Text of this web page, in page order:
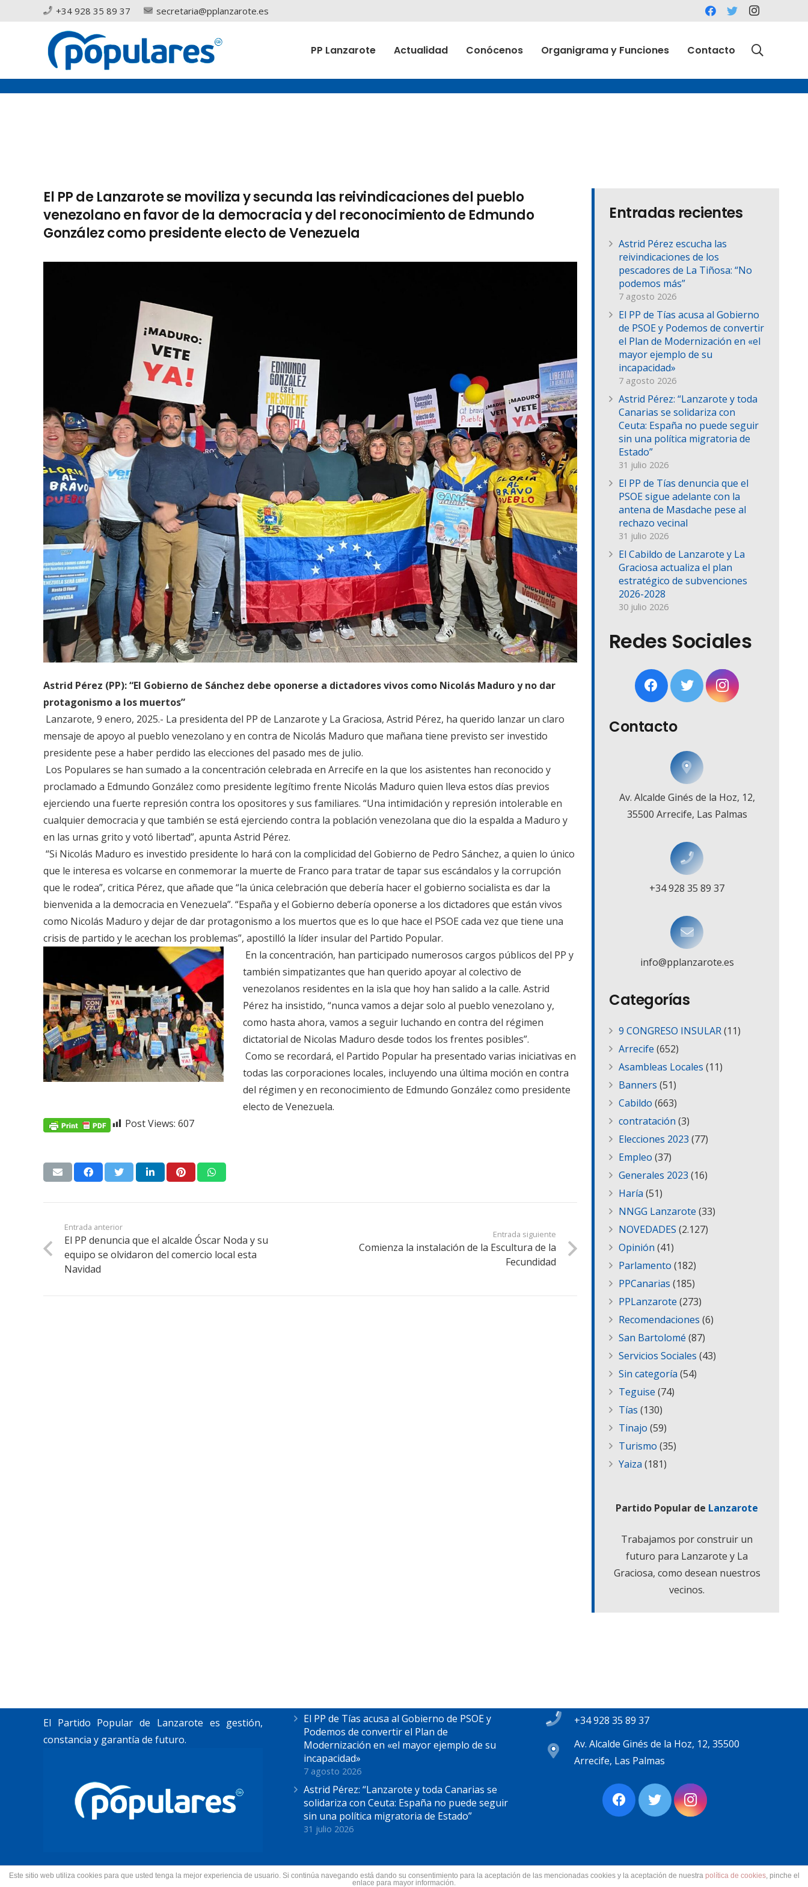
+34 928 35 89 37 secretaria@pplanzarote.es
PP Lanzarote Actualidad Conócenos Organigrama y Funciones Contacto
El PP de Lanzarote se moviliza y secunda las reivindicaciones del pueblo
venezolano en favor de la democracia y del reconocimiento de Edmundo
González como presidente electo de Venezuela
Astrid Pérez (PP): “El Gobierno de Sánchez debe oponerse a dictadores vivos como Nicolás Maduro y no dar
protagonismo a los muertos”
Lanzarote, 9 enero, 2025.- La presidenta del PP de Lanzarote y La Graciosa, Astrid Pérez, ha querido lanzar un claro
mensaje de apoyo al pueblo venezolano y en contra de Nicolás Maduro que mañana tiene previsto ser investido
presidente pese a haber perdido las elecciones del pasado mes de julio.
Los Populares se han sumado a la concentración celebrada en Arrecife en la que los asistentes han reconocido y
proclamado a Edmundo González como presidente legítimo frente Nicolás Maduro quien lleva estos días previos
ejerciendo una fuerte represión contra los opositores y sus familiares. “Una intimidación y represión intolerable en
cualquier democracia y que también se está ejerciendo contra la población venezolana que dio la espalda a Maduro y
en las urnas grito y votó libertad”, apunta Astrid Pérez.
“Si Nicolás Maduro es investido presidente lo hará con la complicidad del Gobierno de Pedro Sánchez, a quien lo único
que le interesa es volcarse en conmemorar la muerte de Franco para tratar de tapar sus escándalos y la corrupción
que le rodea”, critica Pérez, que añade que “la única celebración que debería hacer el gobierno socialista es dar la
bienvenida a la democracia en Venezuela”. “España y el Gobierno debería oponerse a los dictadores que están vivos
como Nicolás Maduro y dejar de dar protagonismo a los muertos que es lo que hace el PSOE cada vez que tiene una
crisis de partido y le acechan los problemas”, apostilló la líder insular del Partido Popular.
En la concentración, han participado numerosos cargos públicos del PP y
también simpatizantes que han querido apoyar al colectivo de
venezolanos residentes en la isla que hoy han salido a la calle. Astrid
Pérez ha insistido, “nunca vamos a dejar solo al pueblo venezolano y,
como hasta ahora, vamos a seguir luchando en contra del régimen
dictatorial de Nicolas Maduro desde todos los frentes posibles”.
Como se recordará, el Partido Popular ha presentado varias iniciativas en
todas las corporaciones locales, incluyendo una última moción en contra
del régimen y en reconocimiento de Edmundo González como presidente
electo de Venezuela.
Post Views: 607
Entrada anterior
El PP denuncia que el alcalde Óscar Noda y su
equipo se olvidaron del comercio local esta
Navidad
Entrada siguiente
Comienza la instalación de la Escultura de la
Fecundidad
Entradas recientes
Astrid Pérez escucha las
reivindicaciones de los
pescadores de La Tiñosa: “No
podemos más”
7 agosto 2026
El PP de Tías acusa al Gobierno
de PSOE y Podemos de convertir
el Plan de Modernización en «el
mayor ejemplo de su
incapacidad»
7 agosto 2026
Astrid Pérez: “Lanzarote y toda
Canarias se solidariza con
Ceuta: España no puede seguir
sin una política migratoria de
Estado”
31 julio 2026
El PP de Tías denuncia que el
PSOE sigue adelante con la
antena de Masdache pese al
rechazo vecinal
31 julio 2026
El Cabildo de Lanzarote y La
Graciosa actualiza el plan
estratégico de subvenciones
2026-2028
30 julio 2026
Redes Sociales
Contacto
Av. Alcalde Ginés de la Hoz, 12,
35500 Arrecife, Las Palmas
+34 928 35 89 37
info@pplanzarote.es
Categorías
9 CONGRESO INSULAR(11)
Arrecife (652)
Asambleas Locales (11)
Banners (51)
Cabildo (663)
contratación (3)
Elecciones 2023 (77)
Empleo (37)
Generales 2023 (16)
Haría (51)
NNGG Lanzarote (33)
NOVEDADES (2.127)
Opinión (41)
Parlamento (182)
PPCanarias (185)
PPLanzarote (273)
Recomendaciones (6)
San Bartolomé (87)
Servicios Sociales (43)
Sin categoría (54)
Teguise (74)
Tías (130)
Tinajo (59)
Turismo (35)
Yaiza (181)
Partido Popular de Lanzarote
Trabajamos por construir un
futuro para Lanzarote y La
Graciosa, como desean nuestros
vecinos.
El Partido Popular de Lanzarote es gestión,
constancia y garantía de futuro.
El PP de Tías acusa al Gobierno de PSOE y
Podemos de convertir el Plan de
Modernización en «el mayor ejemplo de su
incapacidad»
7 agosto 2026
Astrid Pérez: “Lanzarote y toda Canarias se
solidariza con Ceuta: España no puede seguir
sin una política migratoria de Estado”
31 julio 2026
+34 928 35 89 37
Av. Alcalde Ginés de la Hoz, 12, 35500
Arrecife, Las Palmas
© 2022 Partido Popular de Lanzarote.
Este sitio web utiliza cookies para que usted tenga la mejor experiencia de usuario. Si continúa navegando está dando su consentimiento para la aceptación de las mencionadas cookies y la aceptación de nuestra política de cookies, pinche el
enlace para mayor información.